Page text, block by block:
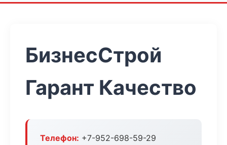
БизнесСтрой
Гарант Качество
Телефон: +7-952-698-59-29